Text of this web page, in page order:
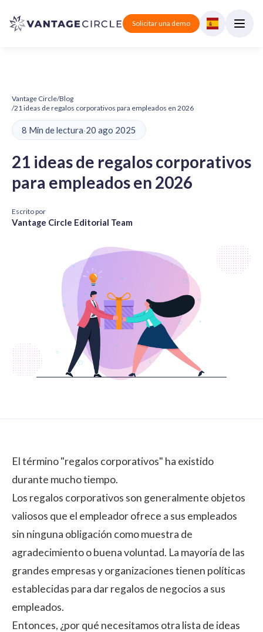
Solicitar una demo
Vantage Circle/Blog
/21 ideas de regalos corporativos para empleados en 2026
8 Min de lectura·20 ago 2025
21 ideas de regalos corporativos
para empleados en 2026
Escrito por
Vantage Circle Editorial Team
El término "regalos corporativos" ha existido
durante mucho tiempo.
Los regalos corporativos son generalmente objetos
valiosos que el empleador ofrece a sus empleados
sin ninguna obligación como muestra de
agradecimiento o buena voluntad. La mayoría de las
grandes empresas y organizaciones tienen políticas
establecidas para dar regalos de negocios a sus
empleados.
Entonces, ¿por qué necesitamos otra lista de ideas